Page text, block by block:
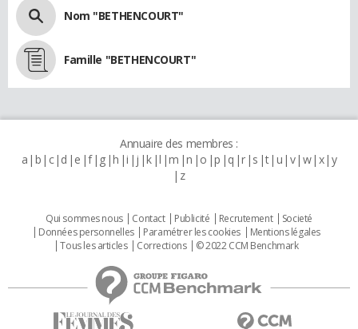
Nom "BETHENCOURT"
Famille "BETHENCOURT"
Annuaire des membres :
a b c d e f g h i j k l m n o p q r s t u v w x y
z
Qui sommes nous Contact Publicité Recrutement
Societé
Données personnelles
Paramétrer les cookies
Mentions légales
Tous les articles
Corrections © 2022 CCM Benchmark